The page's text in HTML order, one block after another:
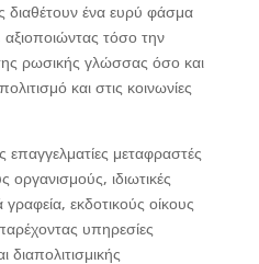
διαθέτουν ένα ευρύ φάσμα
τόσο την
ρωσικής γλώσσας όσο και
και στις κοινωνίες
μεταφραστές
οργανισμούς, ιδιωτικές
γραφεία, εκδοτικούς οίκους
υπηρεσίες